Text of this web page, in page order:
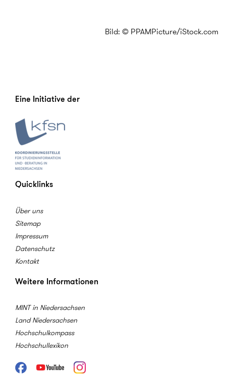
Bild: © PPAMPicture/iStock.com
Eine Initiative der
Quicklinks
Über uns
Sitemap
Impressum
Datenschutz
Kontakt
Weitere Informationen
MINT in Niedersachsen
Land Niedersachsen
Hochschulkompass
Hochschullexikon
FacebookYoutube Instagram